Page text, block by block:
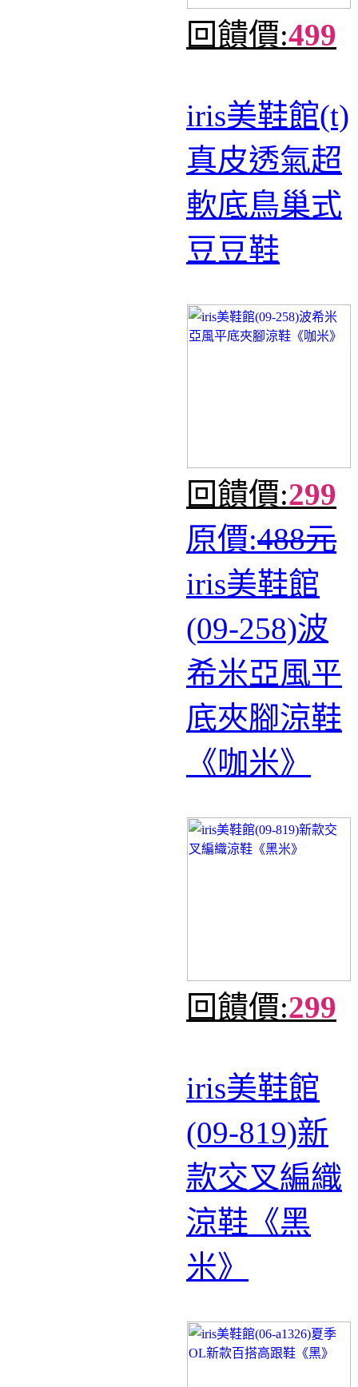
回饋價:499
iris美鞋館(t)
真皮透氣超
軟底鳥巢式
豆豆鞋
回饋價:299
原價:488元
iris美鞋館
(09-258)波
希米亞風平
底夾腳涼鞋
《咖米》
回饋價:299
iris美鞋館
(09-819)新
款交叉編織
涼鞋《黑
米》